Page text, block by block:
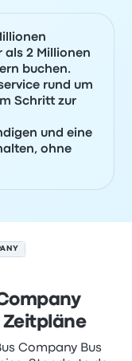
als 2 Millionen
buchen.
rund um
Schritt zur
und eine
ohne
Zeitpläne
Company Bus